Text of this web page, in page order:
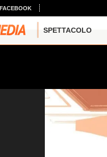
FACEBOOK
SPETTACOLO